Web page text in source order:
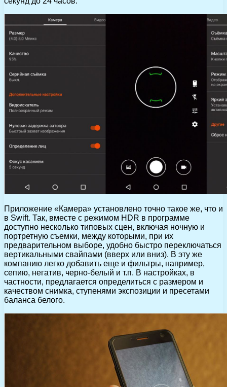
Приложение «Камера» установлено точно такое же, что и
в Swift. Так, вместе с режимом HDR в программе
доступно несколько типовых сцен, включая ночную и
портретную съемки, между которыми, при их
предварительном выборе, удобно быстро переключаться
вертикальными свайпами (вверх или вниз). В эту же
компанию легко добавить еще и фильтры, например,
сепию, негатив, черно-белый и т.п. В настройках, в
частности, предлагается определиться с размером и
качеством снимка, ступенями экспозиции и пресетами
баланса белого.